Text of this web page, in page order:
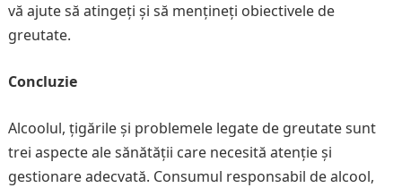
vă ajute să atingeți și să mențineți obiectivele de
greutate.
Concluzie
Alcoolul, țigările și problemele legate de greutate sunt
trei aspecte ale sănătății care necesită atenție și
gestionare adecvată. Consumul responsabil de alcool,